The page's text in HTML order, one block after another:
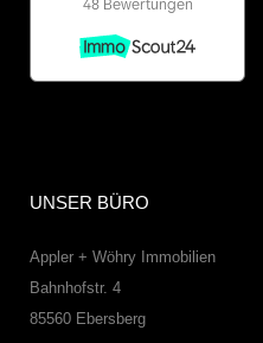
UNSER BÜRO
Appler + Wöhry Immobilien
Bahnhofstr. 4
85560 Ebersberg